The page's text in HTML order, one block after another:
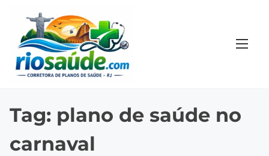
Tag: plano de saúde no
carnaval